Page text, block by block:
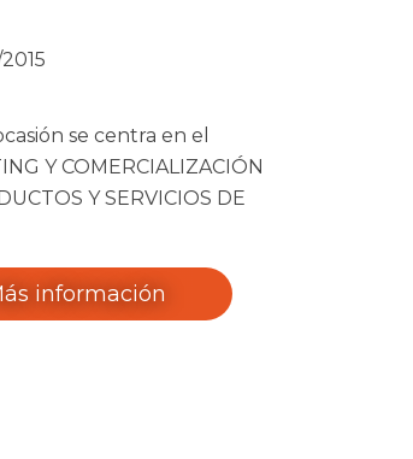
se centra en el
Y COMERCIALIZACIÓN
Y SERVICIOS DE
NEGOCIOS O
información